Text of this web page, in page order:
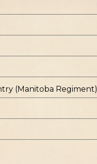
(Manitoba Regiment)